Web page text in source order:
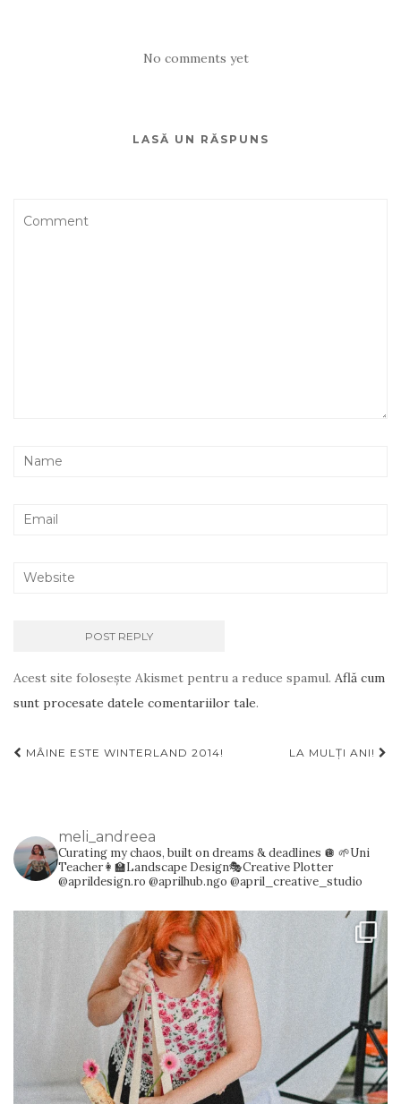
No comments yet
LASĂ UN RĂSPUNS
Acest site folosește Akismet pentru a reduce spamul. Află cum
sunt procesate datele comentariilor tale.
Navigare
MÂINE ESTE WINTERLAND 2014! LA MULȚI ANI!
meli_andreea
Curating my chaos, built on dreams & deadlines 🪩 🌱Uni
Teacher👩‍🏫Landscape Design🎭Creative Plotter
@aprildesign.ro @aprilhub.ngo @april_creative_studio